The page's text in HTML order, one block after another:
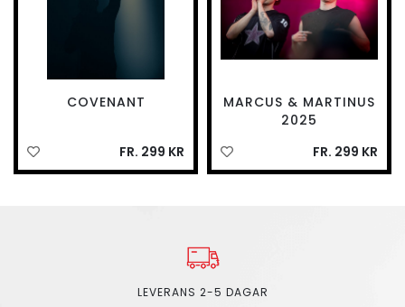
COVENANT
FR. 299 KR
MARCUS & MARTINUS
2025
FR. 299 KR
LEVERANS 2-5 DAGAR